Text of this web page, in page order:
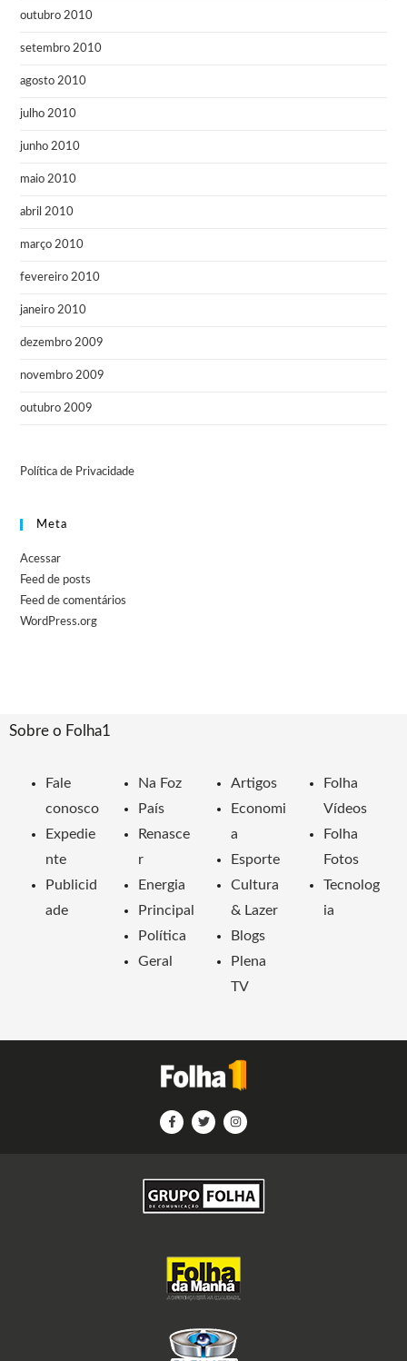
outubro 2010
setembro 2010
agosto 2010
julho 2010
junho 2010
maio 2010
abril 2010
março 2010
fevereiro 2010
janeiro 2010
dezembro 2009
novembro 2009
outubro 2009
Política de Privacidade
Meta
Acessar
Feed de posts
Feed de comentários
WordPress.org
Sobre o Folha1
Fale
conosco
Expedie
nte
Publicid
ade
Na Foz
País
Renasce
r
Energia
Principal
Política
Geral
Artigos
Economi
a
Esporte
Cultura
& Lazer
Blogs
Plena
TV
Folha
Vídeos
Folha
Fotos
Tecnolog
ia